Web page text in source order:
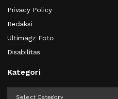
Privacy Policy
Redaksi
Ultimagz Foto
Disabilitas
Kategori